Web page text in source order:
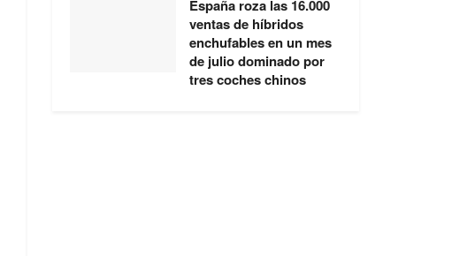
España roza las 16.000
ventas de híbridos
enchufables en un mes
de julio dominado por
tres coches chinos